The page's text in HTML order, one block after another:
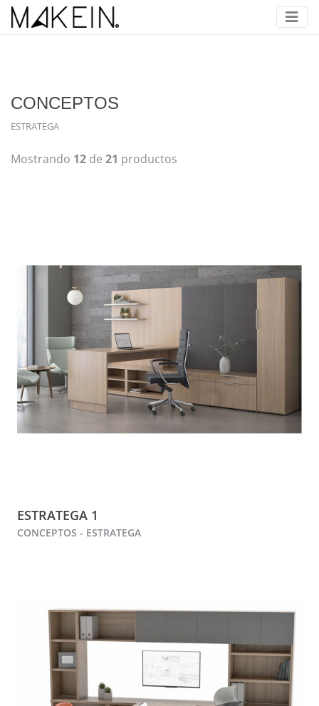
CONCEPTOS
ESTRATEGA
Mostrando 12 de 21 productos
ESTRATEGA 1
CONCEPTOS - ESTRATEGA